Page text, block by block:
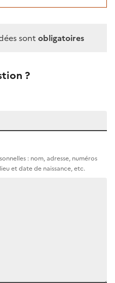
sont obligatoires
?
: nom, adresse, numéros
et date de naissance, etc.